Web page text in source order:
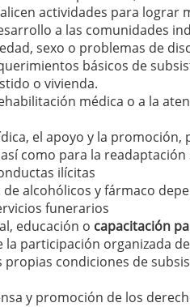
actividades para lograr
a las comunidades
sexo o problemas de
básicos de
o vivienda.
médica o a la
el apoyo y la promoción,
como para la
ilícitas
alcohólicos y fármaco
funerarios
educación o capacitación
la participación organizada
propias condiciones de
y promoción de los